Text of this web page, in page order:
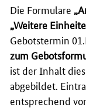
Die Formulare
„Weitere
Gebotstermin
zum
ist der Inhalt
abgebildet.
entsprechend